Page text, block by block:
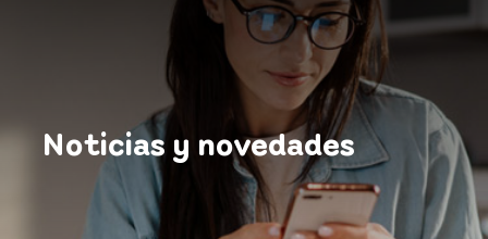
Noticias y novedades